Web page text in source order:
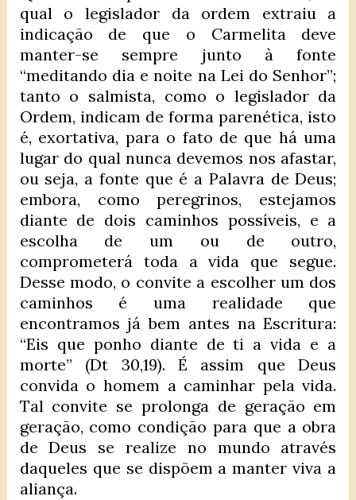
qual o legislador da ordem extraiu a
indicação de que o Carmelita deve
manter-se sempre junto à fonte
“meditando dia e noite na Lei do Senhor”;
tanto o salmista, como o legislador da
Ordem, indicam de forma parenética, isto
é, exortativa, para o fato de que há uma
lugar do qual nunca devemos nos afastar,
ou seja, a fonte que é a Palavra de Deus;
embora, como peregrinos, estejamos
diante de dois caminhos possíveis, e a
escolha de um ou de outro,
comprometerá toda a vida que segue.
Desse modo, o convite a escolher um dos
caminhos é uma realidade que
encontramos já bem antes na Escritura:
“Eis que ponho diante de ti a vida e a
morte” (Dt 30,19). É assim que Deus
convida o homem a caminhar pela vida.
Tal convite se prolonga de geração em
geração, como condição para que a obra
de Deus se realize no mundo através
daqueles que se dispõem a manter viva a
aliança.